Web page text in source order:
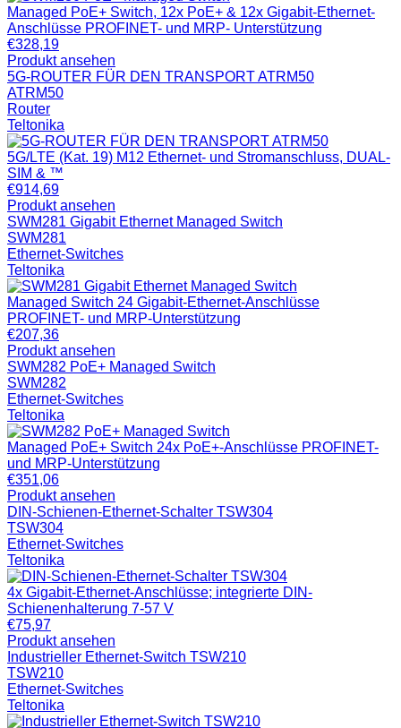
Managed PoE+ Switch, 12x PoE+ & 12x Gigabit-Ethernet-
Anschlüsse PROFINET- und MRP- Unterstützung
€328,19
Produkt ansehen
5G-ROUTER FÜR DEN TRANSPORT ATRM50
ATRM50
Router
Teltonika
5G/LTE (Kat. 19) M12 Ethernet- und Stromanschluss, DUAL-
SIM & ™
€914,69
Produkt ansehen
SWM281 Gigabit Ethernet Managed Switch
SWM281
Ethernet-Switches
Teltonika
Managed Switch 24 Gigabit-Ethernet-Anschlüsse
PROFINET- und MRP-Unterstützung
€207,36
Produkt ansehen
SWM282 PoE+ Managed Switch
SWM282
Ethernet-Switches
Teltonika
Managed PoE+ Switch 24x PoE+-Anschlüsse PROFINET-
und MRP-Unterstützung
€351,06
Produkt ansehen
DIN-Schienen-Ethernet-Schalter TSW304
TSW304
Ethernet-Switches
Teltonika
4x Gigabit-Ethernet-Anschlüsse; integrierte DIN-
Schienenhalterung 7-57 V
€75,97
Produkt ansehen
Industrieller Ethernet-Switch TSW210
TSW210
Ethernet-Switches
Teltonika